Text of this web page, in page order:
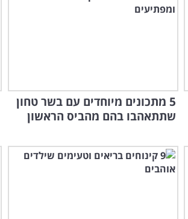
5 מתכונים מיוחדים עם בשר טחון
שתתאהבו בהם מהביס הראשון